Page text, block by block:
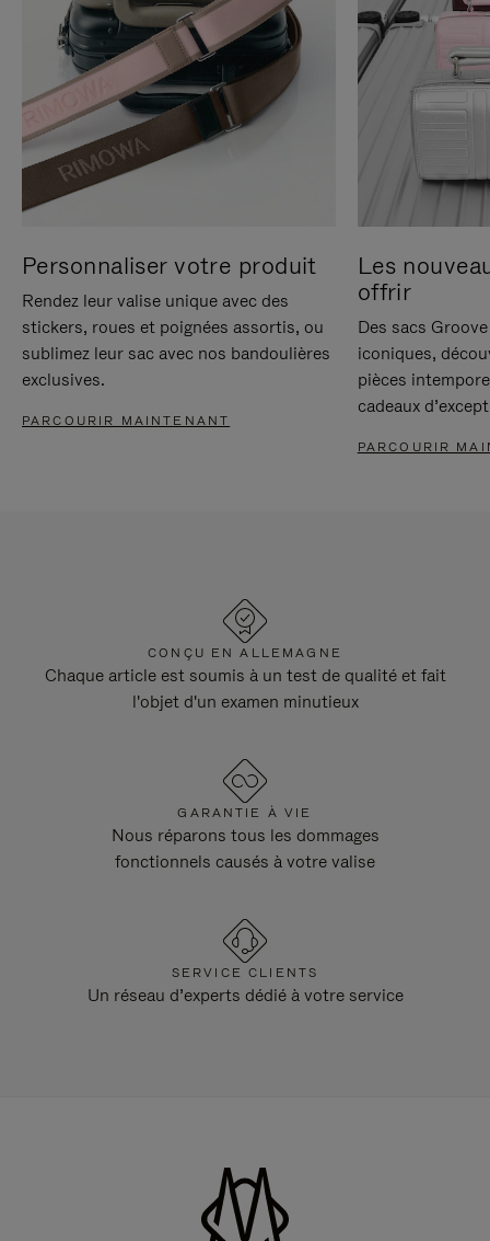
Personnaliser votre produit
Rendez leur valise unique avec des
stickers, roues et poignées assortis, ou
sublimez leur sac avec nos bandoulières
exclusives.
PARCOURIR MAINTENANT
Les
offrir
Des sacs
iconiques,
pièces
cadeaux
PARCOURIR
CONÇU EN ALLEMAGNE
Chaque article est soumis à un test de qualité et fait
l'objet d'un examen minutieux
GARANTIE À VIE
Nous réparons tous les dommages
fonctionnels causés à votre valise
SERVICE CLIENTS
Un réseau d’experts dédié à votre service